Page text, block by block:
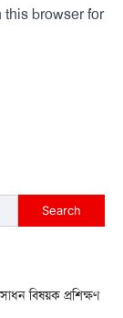
browser for
Search
বিষয়ক প্রশিক্ষণ